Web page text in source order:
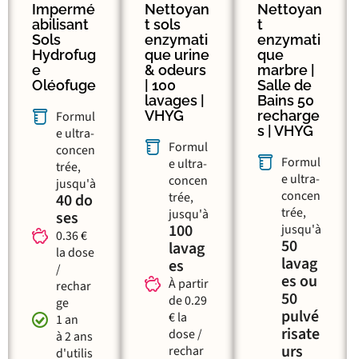
Impermé
abilisant
Sols
Hydrofug
e
Oléofuge
Formul
e ultra-
concen
trée,
jusqu'à
40 do
ses
0.36 €
la dose
/
rechar
ge
1 an
à 2 ans
d'utilis
Nettoyan
t sols
enzymati
que urine
& odeurs
| 100
lavages |
VHYG
Formul
e ultra-
concen
trée,
jusqu'à
100
lavag
es
À partir
de 0.29
€ la
dose /
rechar
Nettoyan
t
enzymati
que
marbre |
Salle de
Bains 50
recharge
s | VHYG
Formul
e ultra-
concen
trée,
jusqu'à
50
lavag
es ou
50
pulvé
risate
urs